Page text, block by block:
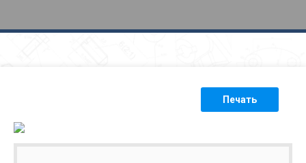
Печать